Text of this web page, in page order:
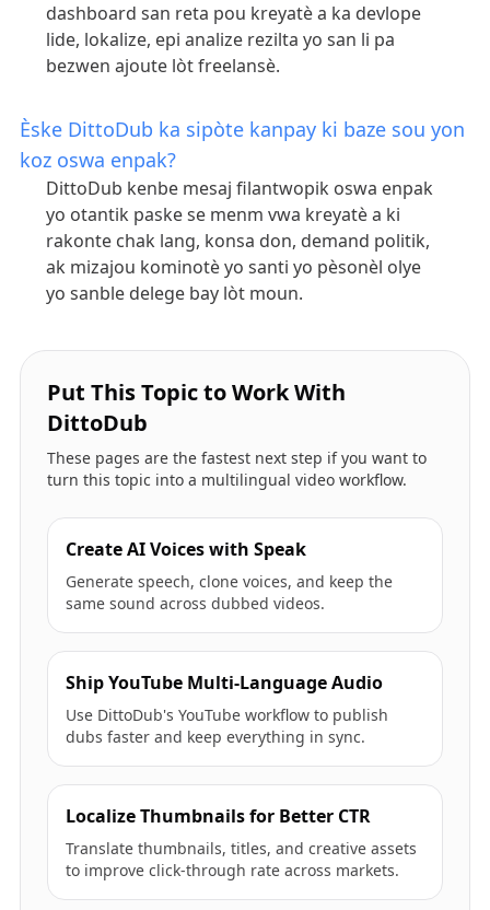
dashboard san reta pou kreyatè a ka devlope
lide, lokalize, epi analize rezilta yo san li pa
bezwen ajoute lòt freelansè.
Èske DittoDub ka sipòte kanpay ki baze sou yon
koz oswa enpak?
DittoDub kenbe mesaj filantwopik oswa enpak
yo otantik paske se menm vwa kreyatè a ki
rakonte chak lang, konsa don, demand politik,
ak mizajou kominotè yo santi yo pèsonèl olye
yo sanble delege bay lòt moun.
Put This Topic to Work With
DittoDub
These pages are the fastest next step if you want to
turn this topic into a multilingual video workflow.
Create AI Voices with Speak
Generate speech, clone voices, and keep the
same sound across dubbed videos.
Ship YouTube Multi-Language Audio
Use DittoDub's YouTube workflow to publish
dubs faster and keep everything in sync.
Localize Thumbnails for Better CTR
Translate thumbnails, titles, and creative assets
to improve click-through rate across markets.